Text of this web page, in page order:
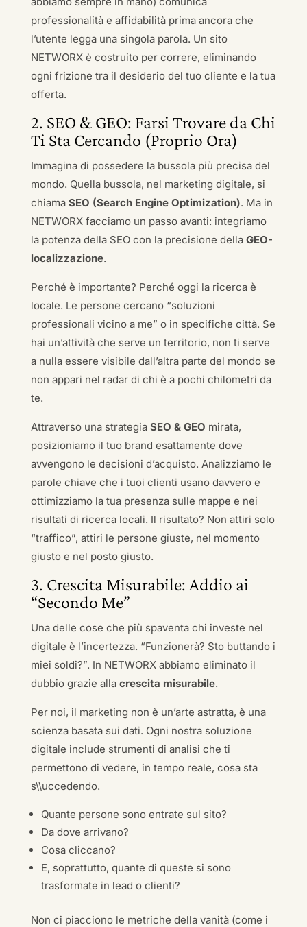
professionalità e affidabilità prima ancora che
l’utente legga una singola parola. Un sito
NETWORX è costruito per correre, eliminando
ogni frizione tra il desiderio del tuo cliente e la tua
offerta.
2. SEO & GEO: Farsi Trovare da Chi
Ti Sta Cercando (Proprio Ora)
Immagina di possedere la bussola più precisa del
mondo. Quella bussola, nel marketing digitale, si
chiama SEO (Search Engine Optimization). Ma in
NETWORX facciamo un passo avanti: integriamo
la potenza della SEO con la precisione della GEO-
localizzazione.
Perché è importante? Perché oggi la ricerca è
locale. Le persone cercano “soluzioni
professionali vicino a me” o in specifiche città. Se
hai un’attività che serve un territorio, non ti serve
a nulla essere visibile dall’altra parte del mondo se
non appari nel radar di chi è a pochi chilometri da
te.
Attraverso una strategia SEO & GEO mirata,
posizioniamo il tuo brand esattamente dove
avvengono le decisioni d’acquisto. Analizziamo le
parole chiave che i tuoi clienti usano davvero e
ottimizziamo la tua presenza sulle mappe e nei
risultati di ricerca locali. Il risultato? Non attiri solo
“traffico”, attiri le persone giuste, nel momento
giusto e nel posto giusto.
3. Crescita Misurabile: Addio ai
“Secondo Me”
Una delle cose che più spaventa chi investe nel
digitale è l’incertezza. “Funzionerà? Sto buttando i
miei soldi?”. In NETWORX abbiamo eliminato il
dubbio grazie alla crescita misurabile.
Per noi, il marketing non è un’arte astratta, è una
scienza basata sui dati. Ogni nostra soluzione
digitale include strumenti di analisi che ti
permettono di vedere, in tempo reale, cosa sta
s\\uccedendo.
Quante persone sono entrate sul sito?
Da dove arrivano?
Cosa cliccano?
E, soprattutto, quante di queste si sono
trasformate in lead o clienti?
Non ci piacciono le metriche della vanità (come i